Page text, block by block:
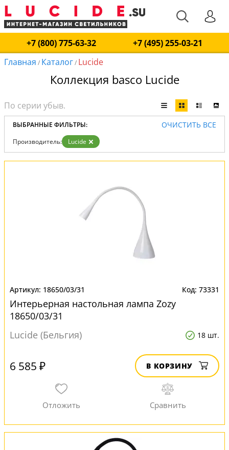
+7 (800) 775-63-32
+7 (495) 255-03-21
Главная / Каталог/ Lucide
Коллекция basco Lucide
ВЫБРАННЫЕ ФИЛЬТРЫ: ОЧИСТИТЬ ВСЕ
Производитель: Lucide
18650/03/31 73331
Интерьерная настольная лампа Zozy
18650/03/31
Lucide (Бельгия)
18 шт.
6 585 ₽ В КОРЗИНУ